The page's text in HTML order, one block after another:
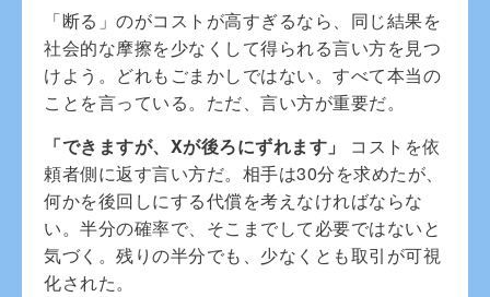
「断る」のがコストが高すぎるなら、同じ結果を
社会的な摩擦を少なくして得られる言い方を見つ
けよう。どれもごまかしではない。すべて本当の
ことを言っている。ただ、言い方が重要だ。
「できますが、Xが後ろにずれます」
コストを依
頼者側に返す言い方だ。相手は30分を求めたが、
何かを後回しにする代償を考えなければならな
い。半分の確率で、そこまでして必要ではないと
気づく。残りの半分でも、少なくとも取引が可視
化された。